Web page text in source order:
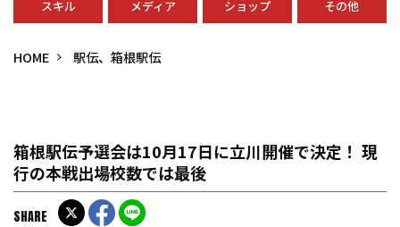
スキル メディア ショップ その他
HOME 駅伝、箱根駅伝
箱根駅伝予選会は10月17日に立川開催で決定！ 現
行の本戦出場校数では最後
SHARE